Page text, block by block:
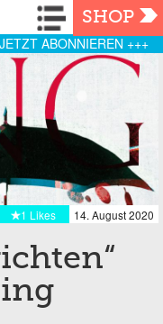
Navigation
SHOP
ABONNIEREN +++
14. August 2020
1 Likes